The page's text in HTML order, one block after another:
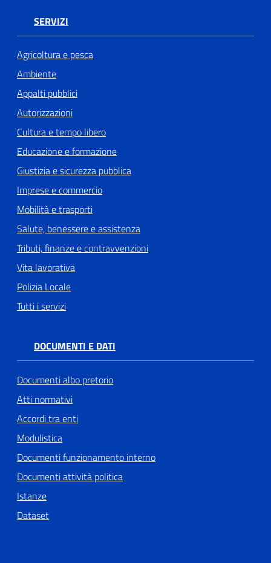
SERVIZI
Agricoltura e pesca
Ambiente
Appalti pubblici
Autorizzazioni
Cultura e tempo libero
Educazione e formazione
Giustizia e sicurezza pubblica
Imprese e commercio
Mobilità e trasporti
Salute, benessere e assistenza
Tributi, finanze e contravvenzioni
Vita lavorativa
Polizia Locale
Tutti i servizi
DOCUMENTI E DATI
Documenti albo pretorio
Atti normativi
Accordi tra enti
Modulistica
Documenti funzionamento interno
Documenti attività politica
Istanze
Dataset